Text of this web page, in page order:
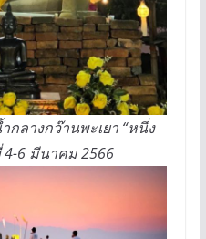
กลางกว๊านพะเยา “หนึ่ง
4-6 มีนาคม 2566